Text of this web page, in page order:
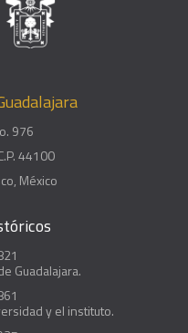
976
44100
México
Guadalajara.
y el instituto.